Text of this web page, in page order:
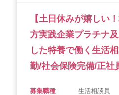
【土日休みが嬉しい
方実践企業プラチナ
した特養で働く生活
勤/社会保険完備/正社
募集職種 生活相談員